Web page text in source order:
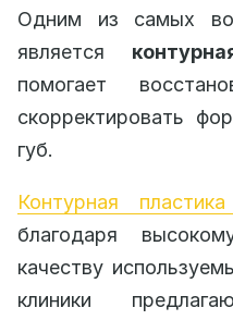
Одним из самых
является
помогает
скорректировать
губ.
Контурная
благодаря
качеству
клиники